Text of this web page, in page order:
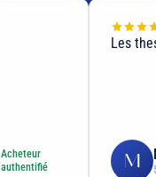
Acheteur
authentifié
Les
M